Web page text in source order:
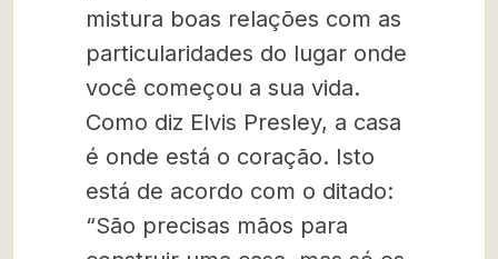
mistura boas relações com as
particularidades do lugar onde
você começou a sua vida.
Como diz Elvis Presley, a casa
é onde está o coração. Isto
está de acordo com o ditado:
“São precisas mãos para